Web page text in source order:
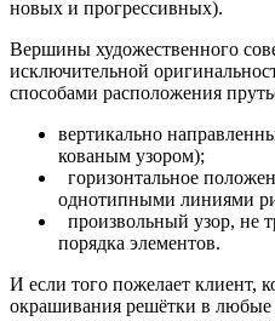
новых и прогрессивных).
Вершины художественного
исключительной
способами расположения
вертикально
кованым узором);
горизонтальное
однотипными линиями
произвольный узор, не
порядка элементов.
И если того пожелает клиент,
окрашивания решётки в любые